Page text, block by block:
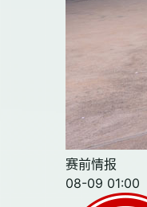
赛前情报
08-09 01:00